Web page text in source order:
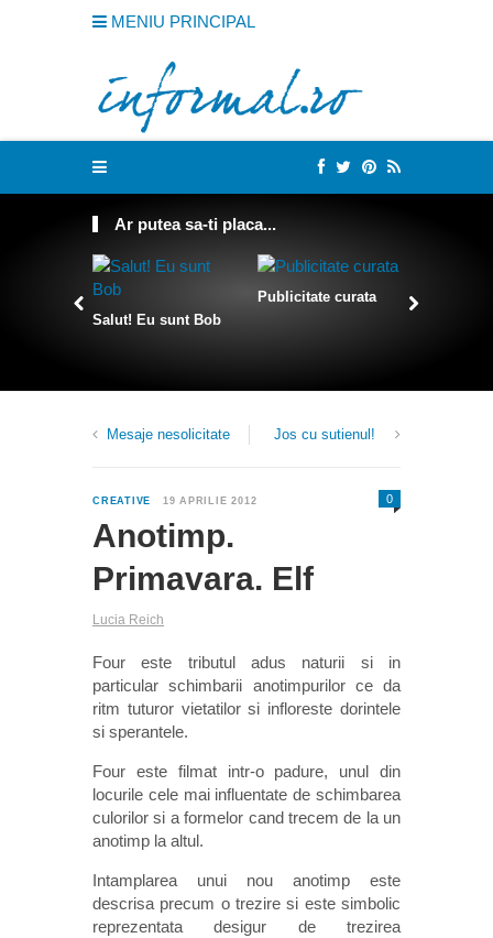
MENIU PRINCIPAL
Ar putea sa-ti placa...
Salut! Eu sunt Bob
Publicitate curata
Mesaje nesolicitate Jos cu sutienul!
CREATIVE 19 APRILIE 2012
Anotimp.
Primavara. Elf
0
Lucia Reich
Four este tributul adus naturii si in
particular schimbarii anotimpurilor ce da
ritm tuturor vietatilor si infloreste dorintele
si sperantele.
Four este filmat intr-o padure, unul din
locurile cele mai influentate de schimbarea
culorilor si a formelor cand trecem de la un
anotimp la altul.
Intamplarea unui nou anotimp este
descrisa precum o trezire si este simbolic
reprezentata desigur de trezirea